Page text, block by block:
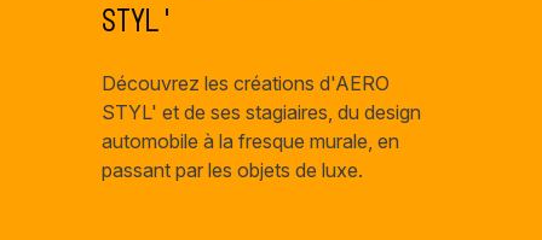
STYL'
Découvrez les créations d'AERO
STYL' et de ses stagiaires, du design
automobile à la fresque murale, en
passant par les objets de luxe.